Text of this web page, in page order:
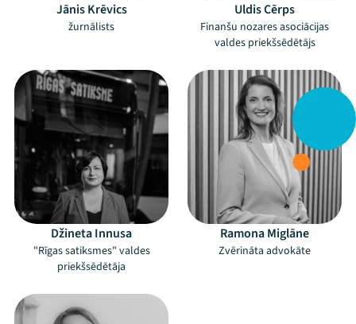
Jānis Krēvics
žurnālists
Uldis Cērps
Finanšu nozares asociācijas
valdes priekšsēdētājs
Džineta Innusa
"Rīgas satiksmes" valdes
priekšsēdētāja
Ramona Miglāne
Zvērināta advokāte